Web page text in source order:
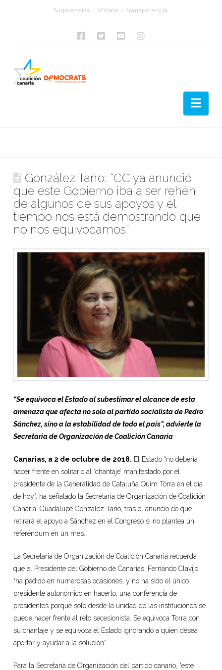
Sugerencias /afíliate /transparencia
González Taño: “CC ya anunció
que este Gobierno iba a ser rehén
de algunos de sus apoyos y el
tiempo nos está demostrando que
no nos equivocamos”
“Se equivoca el Estado al subestimar el alcance de esta
amenaza que afecta no solo al partido socialista de Pedro
Sánchez, sino a la estabilidad de todo el país”, advierte la
Secretaria de Organización de Coalición Canaria
Canarias, a 2 de octubre de 2018. El Estado “no debería
hacer frente en solitario al ‘chantaje’ manifestado por el
presidente de la Generalidad de Cataluña Quim Torra en el día
de hoy”, ha señalado la Secretaria de Organización de Coalición
Canaria, Guadalupe González Taño, tras el anuncio de que
retirará el apoyo a Sánchez en el Congreso si no plantea un
referéndum en un mes.
La Secretaria de Organización de Coalición Canaria recuerda
que el Presidente del Gobierno de Canarias, Fernando Clavijo
“ha pedido en numerosas ocasiones, y no ha sido el único
presidente autonómico en hacerlo, una conferencia de
presidentes porque solo desde la unidad de las instituciones se
puede hacer frente al reto secesionista. Se equivoca Torra con
su chantaje y se equivoca el Estado ignorando a quien desea
aportar y ayudar a la solución”.
Para la Secretaria de Organización del partido canario, “este